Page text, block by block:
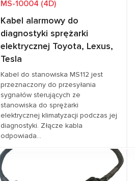
MS-10004 (4D)
Kabel alarmowy do
diagnostyki sprężarki
elektrycznej Toyota, Lexus,
Tesla
Kabel do stanowiska MS112 jest
przeznaczony do przesyłania
sygnałów sterujących ze
stanowiska do sprężarki
elektrycznej klimatyzacji podczas jej
diagnostyki. Złącze kabla
odpowiada...